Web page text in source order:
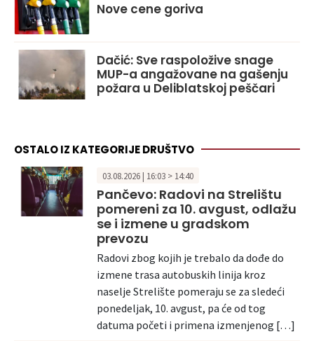
Nove cene goriva
Dačić: Sve raspoložive snage
MUP-a angažovane na gašenju
požara u Deliblatskoj peščari
OSTALO IZ KATEGORIJE DRUŠTVO
03.08.2026 | 16:03 > 14:40
Pančevo: Radovi na Strelištu
pomereni za 10. avgust, odlažu
se i izmene u gradskom
prevozu
Radovi zbog kojih je trebalo da dođe do
izmene trasa autobuskih linija kroz
naselje Strelište pomeraju se za sledeći
ponedeljak, 10. avgust, pa će od tog
datuma početi i primena izmenjenog […]